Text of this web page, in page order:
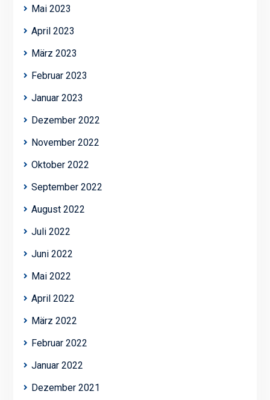
Mai 2023
April 2023
März 2023
Februar 2023
Januar 2023
Dezember 2022
November 2022
Oktober 2022
September 2022
August 2022
Juli 2022
Juni 2022
Mai 2022
April 2022
März 2022
Februar 2022
Januar 2022
Dezember 2021